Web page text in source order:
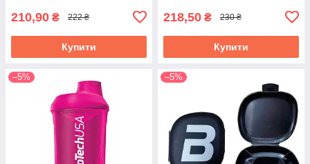
210,90 ₴ 222 ₴
Купити
218,50 ₴ 230 ₴
Купити
–5% –5%